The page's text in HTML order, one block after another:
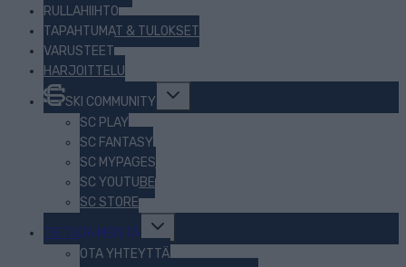
RULLAHIIHTO
TAPAHTUMAT & TULOKSET
VARUSTEET
HARJOITTELU
SKI COMMUNITY
Toggle
child
menu
SC PLAY
SC FANTASY
SC MYPAGES
SC YOUTUBE
SC STORE
TIETOJA MEISTÄ
Toggle
child
menu
OTA YHTEYTTÄ